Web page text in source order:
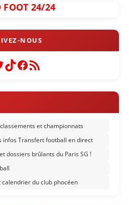
FOOT 24/24
TikTok
Facebook
Flux RSS
et championnats
infos Transfert football en direct
dossiers brûlants du Paris SG !
du club phocéen